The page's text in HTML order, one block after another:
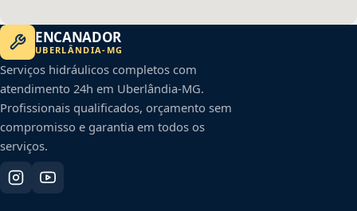
ENCANADOR
UBERLÂNDIA- MG
Serviços hidráulicos completos com
atendimento 24h em Uberlândia-MG.
Profissionais qualificados, orçamento sem
compromisso e garantia em todos os
serviços.